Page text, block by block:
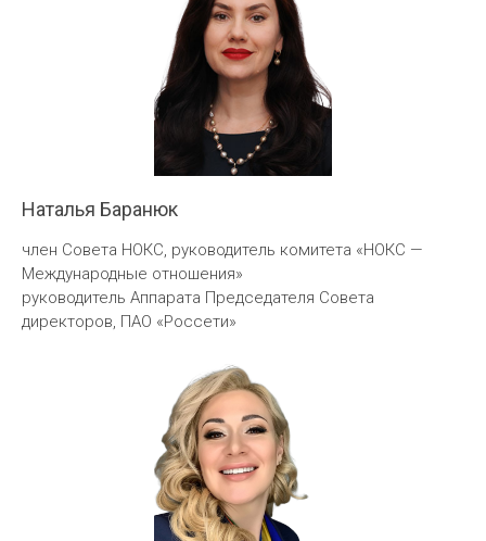
Наталья Баранюк
член Совета НОКС, руководитель комитета «НОКС —
Международные отношения»
руководитель Аппарата Председателя Совета
директоров, ПАО «Россети»